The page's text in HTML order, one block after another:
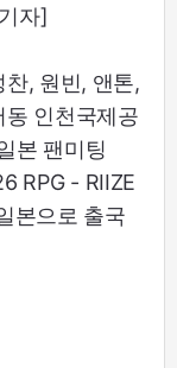
자]
, 원빈, 앤톤,
인천국제공
본 팬미팅
RPG - RIIZE
본으로 출국